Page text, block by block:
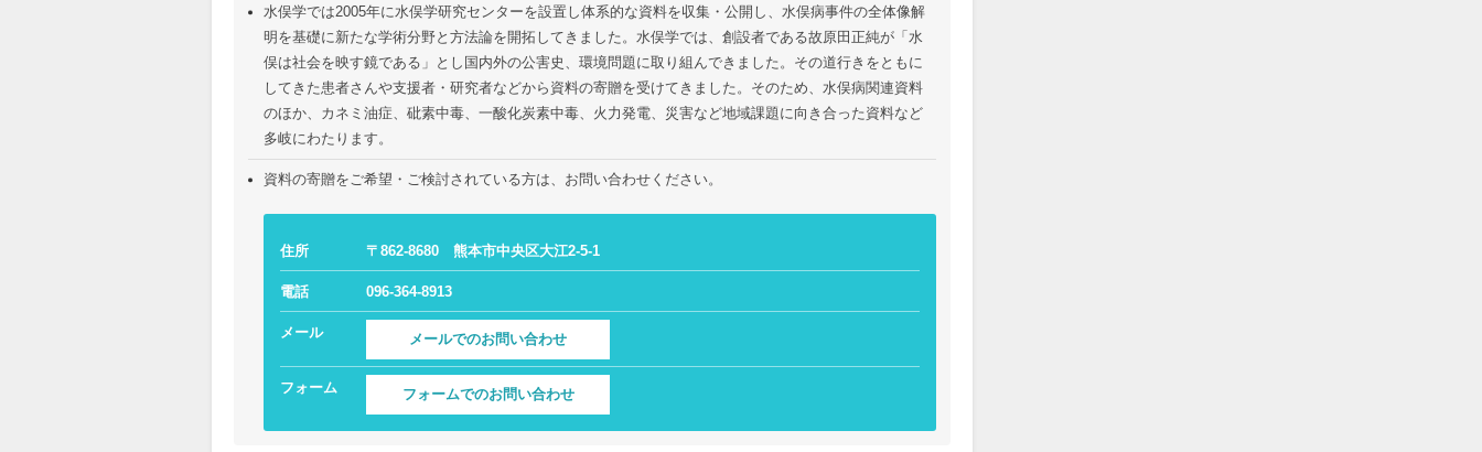
水俣学では2005年に水俣学研究センターを設置し体系的な資料を収集・公開し、水俣病事件の全体像解
明を基礎に新たな学術分野と方法論を開拓してきました。水俣学では、創設者である故原田正純が「水
俣は社会を映す鏡である」とし国内外の公害史、環境問題に取り組んできました。その道行きをともに
してきた患者さんや支援者・研究者などから資料の寄贈を受けてきました。そのため、水俣病関連資料
のほか、カネミ油症、砒素中毒、一酸化炭素中毒、火力発電、災害など地域課題に向き合った資料など
多岐にわたります。
資料の寄贈をご希望・ご検討されている方は、お問い合わせください。
住所 〒862-8680 熊本市中央区大江2-5-1
電話 096-364-8913
メール メールでのお問い合わせ
フォーム フォームでのお問い合わせ